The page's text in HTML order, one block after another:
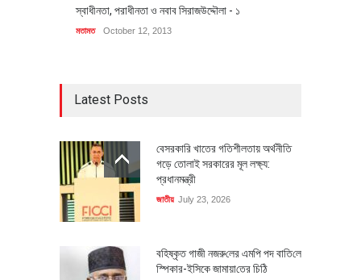
স্বাধীনতা, পরাধীনতা ও নবাব সিরাজউদ্দৌলা - ১
মতামত October 12, 2013
Latest Posts
বেসরকারি খাতের গতিশীলতায় অর্থনীতি
গড়ে তোলাই সরকারের মূল লক্ষ্য:
প্রধানমন্ত্রী
জাতীয় July 23, 2026
বহিষ্কৃত গাজী নজরু‌লের এম‌পি পদ বা‌তি‌লে
স্পিকার-ইসিকে জামায়া‌তের চি‌ঠি